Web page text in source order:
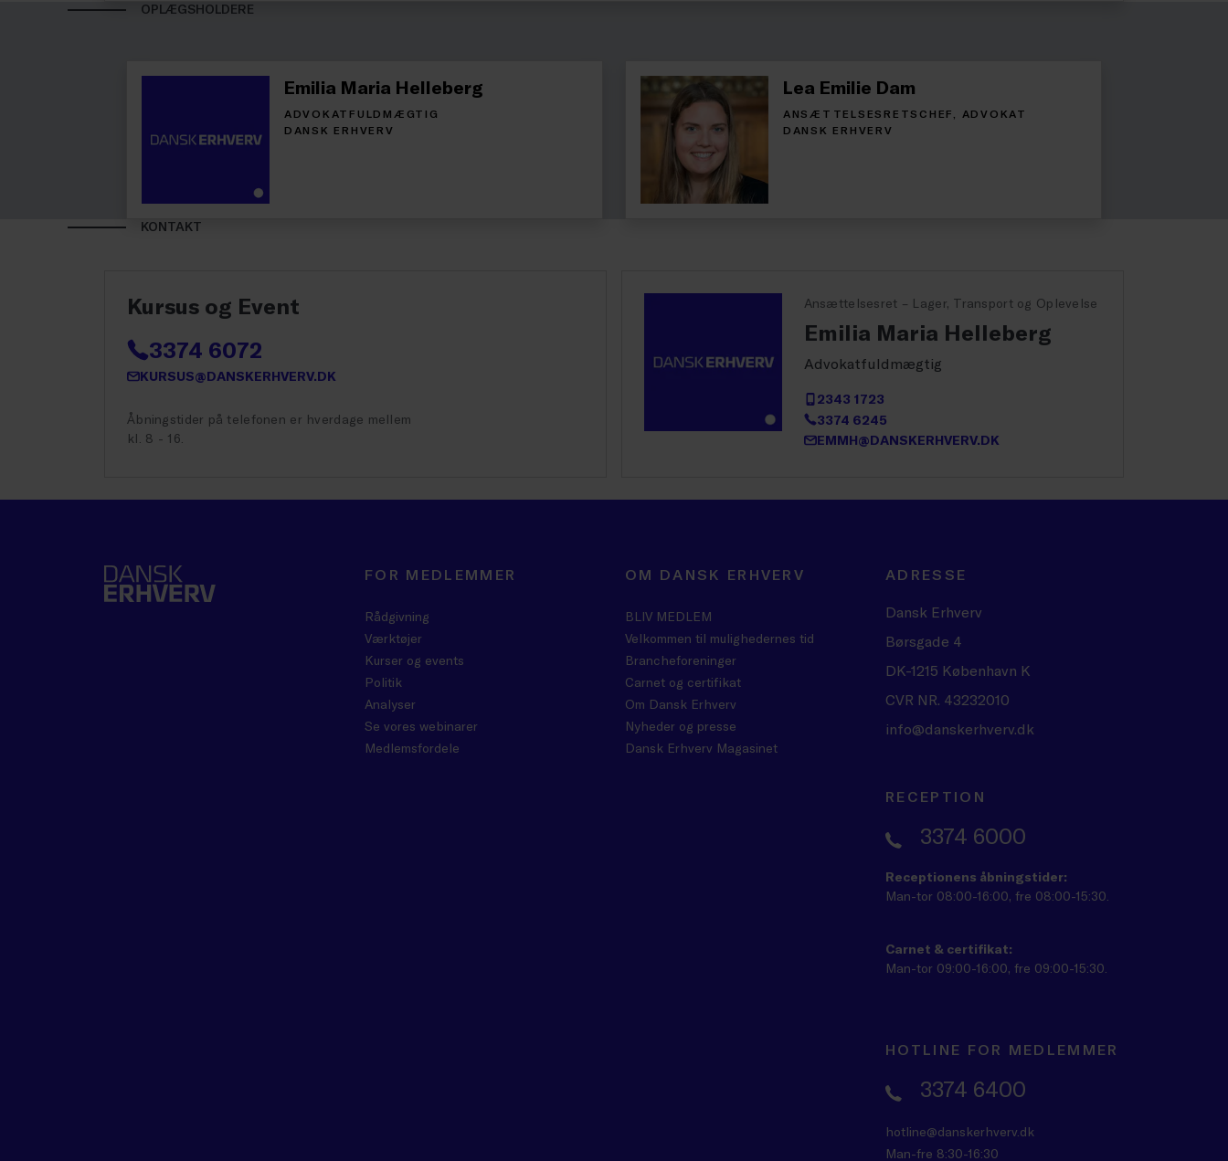
OPLÆGSHOLDERE
Emilia Maria Helleberg
ADVOKATFULDMÆGTIG
DANSK ERHVERV
Lea Emilie Dam
ANSÆTTELSESRETSCHEF, ADVOKAT
DANSK ERHVERV
KONTAKT
Kursus og Event
3374 6072
KURSUS@DANSKERHVERV.DK
Åbningstider på telefonen er hverdage mellem
kl. 8 - 16.
Ansættelsesret – Lager, Transport og Oplevelse
Emilia Maria Helleberg
Advokatfuldmægtig
2343 1723
3374 6245
EMMH@DANSKERHVERV.DK
FOR MEDLEMMER
Rådgivning
Værktøjer
Kurser og events
Politik
Analyser
Se vores webinarer
Medlemsfordele
OM DANSK ERHVERV
BLIV MEDLEM
Velkommen til mulighedernes tid
Brancheforeninger
Carnet og certifikat
Om Dansk Erhverv
Nyheder og presse
Dansk Erhverv Magasinet
ADRESSE
Dansk Erhverv
Børsgade 4
DK-1215 København K
CVR NR. 43232010
info@danskerhverv.dk
RECEPTION
3374 6000
Receptionens åbningstider:
Man-tor 08:00-16:00, fre 08:00-15:30.
Carnet & certifikat:
Man-tor 09:00-16:00, fre 09:00-15:30.
HOTLINE FOR MEDLEMMER
3374 6400
hotline@danskerhverv.dk
Man-fre 8:30-16:30